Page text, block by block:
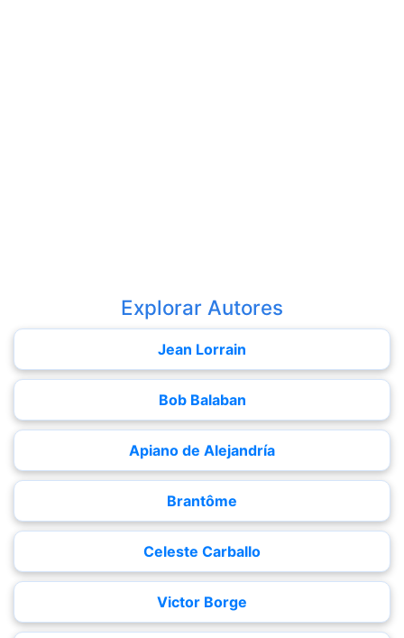
Explorar Autores
Jean Lorrain
Bob Balaban
Apiano de Alejandría
Brantôme
Celeste Carballo
Victor Borge